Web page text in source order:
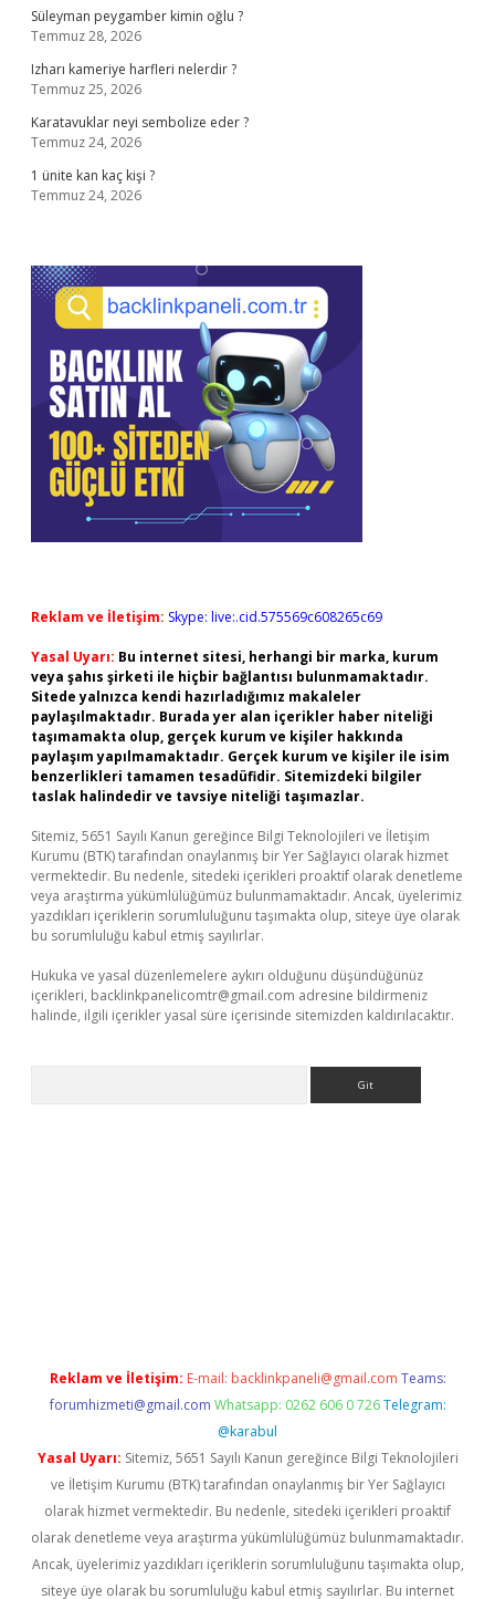
Süleyman peygamber kimin oğlu ?
Temmuz 28, 2026
Izharı kameriye harfleri nelerdir ?
Temmuz 25, 2026
Karatavuklar neyi sembolize eder ?
Temmuz 24, 2026
1 ünite kan kaç kişi ?
Temmuz 24, 2026
Reklam ve İletişim: Skype: live:.cid.575569c608265c69
Yasal Uyarı: Bu internet sitesi, herhangi bir marka, kurum
veya şahıs şirketi ile hiçbir bağlantısı bulunmamaktadır.
Sitede yalnızca kendi hazırladığımız makaleler
paylaşılmaktadır. Burada yer alan içerikler haber niteliği
taşımamakta olup, gerçek kurum ve kişiler hakkında
paylaşım yapılmamaktadır. Gerçek kurum ve kişiler ile isim
benzerlikleri tamamen tesadüfidir. Sitemizdeki bilgiler
taslak halindedir ve tavsiye niteliği taşımazlar.
Sitemiz, 5651 Sayılı Kanun gereğince Bilgi Teknolojileri ve İletişim
Kurumu (BTK) tarafından onaylanmış bir Yer Sağlayıcı olarak hizmet
vermektedir. Bu nedenle, sitedeki içerikleri proaktif olarak denetleme
veya araştırma yükümlülüğümüz bulunmamaktadır. Ancak, üyelerimiz
yazdıkları içeriklerin sorumluluğunu taşımakta olup, siteye üye olarak
bu sorumluluğu kabul etmiş sayılırlar.
Hukuka ve yasal düzenlemelere aykırı olduğunu düşündüğünüz
içerikleri, backlinkpanelicomtr@gmail.com adresine bildirmeniz
halinde, ilgili içerikler yasal süre içerisinde sitemizden kaldırılacaktır.
Reklam ve İletişim: E-mail: backlinkpaneli@gmail.com Teams:
forumhizmeti@gmail.com Whatsapp: 0262 606 0 726 Telegram:
@karabul
Yasal Uyarı: Sitemiz, 5651 Sayılı Kanun gereğince Bilgi Teknolojileri
ve İletişim Kurumu (BTK) tarafından onaylanmış bir Yer Sağlayıcı
olarak hizmet vermektedir. Bu nedenle, sitedeki içerikleri proaktif
olarak denetleme veya araştırma yükümlülüğümüz bulunmamaktadır.
Ancak, üyelerimiz yazdıkları içeriklerin sorumluluğunu taşımakta olup,
siteye üye olarak bu sorumluluğu kabul etmiş sayılırlar. Bu internet